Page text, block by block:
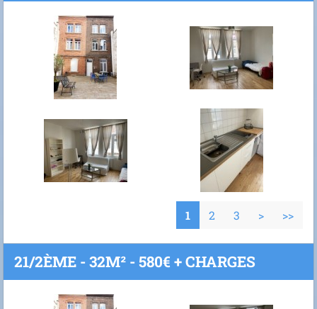
1 2 3 > >>
21/2ÈME - 32M² - 580€ + CHARGES